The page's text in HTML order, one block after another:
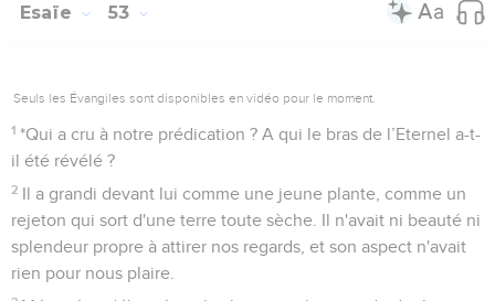
Esaïe 53
Seuls les Évangiles sont disponibles en vidéo pour le moment.
1 *Qui a cru à notre prédication ? A qui le bras de l’Eternel a-t-
il été révélé ?
2 Il a grandi devant lui comme une jeune plante, comme un
rejeton qui sort d'une terre toute sèche. Il n'avait ni beauté ni
splendeur propre à attirer nos regards, et son aspect n'avait
rien pour nous plaire.